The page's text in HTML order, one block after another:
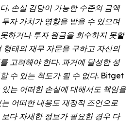
. 손실 감당이 가능한 수준의 금액
투자 가치가 영향을 받을 수 있으며
못하거나 투자 원금을 회수하지 못할
형태의 재무 자문을 구하고 자신의
고려해야 한다. 과거에 달성한 성
수 있는 척도가 될 수 없다. Bitget
있는 어떠한 손실에 대해서도 책임을
는 어떠한 내용도 재정적 조언으로
보다 자세한 정보가 필요한 경우 다